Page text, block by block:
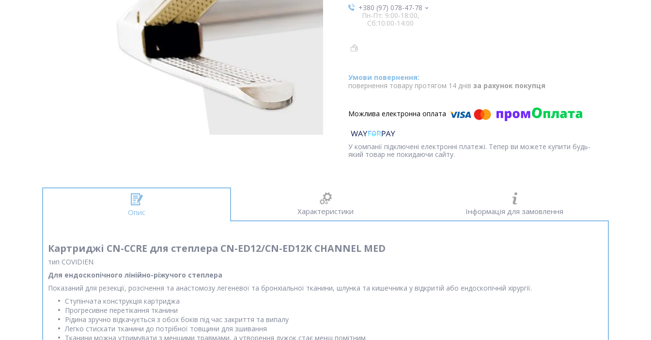
+380 (97) 078-47-78
Пн-Пт: 9:00-18:00,
Сб:10:00-14:00
повернення товару протягом 14 днів за рахунок покупця
У компанії підключені електронні платежі. Тепер ви можете купити будь-
який товар не покидаючи сайту.
Опис Характеристики Інформація для замовлення
Картриджі CN-CCRE для степлера CN-ED12/CN-ED12K CHANNEL MED
тип COVIDIEN
Для ендоскопічного лінійно-ріжучого степлера
Показаний для резекції, розсічення та анастомозу легеневої та бронхіальної тканини, шлунка та кишечника у відкритій або ендоскопічній хірургії.
Ступінчата конструкція картриджа
Прогресивне перетікання тканини
Рідина зручно відкачується з обох боків під час закриття та випалу
Легко стискати тканини до потрібної товщини для зшивання
Тканини можна утримувати з меншими травмами, а утворення дужок стає менш помітним